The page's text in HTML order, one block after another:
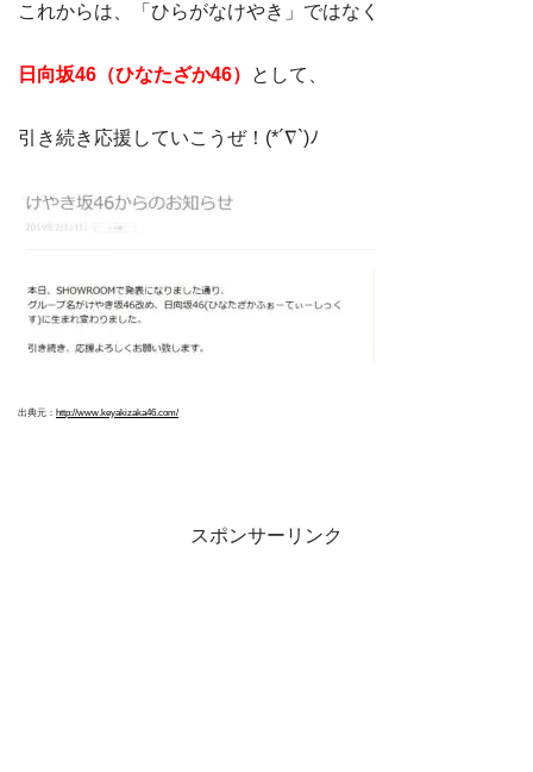
これからは、「ひらがなけやき」ではなく
日向坂46（ひなたざか46） として、
引き続き応援していこうぜ！(*´∇`)ﾉ
出典元： http://www.keyakizaka46.com/
スポンサーリンク